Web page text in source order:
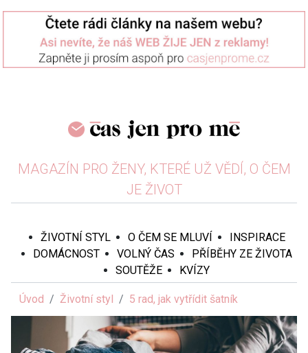
MAGAZÍN PRO ŽENY, KTERÉ UŽ VĚDÍ, O ČEM
JE ŽIVOT
ŽIVOTNÍ STYL O ČEM SE MLUVÍ
INSPIRACE
DOMÁCNOST
VOLNÝ ČAS
PŘÍBĚHY ZE ŽIVOTA
SOUTĚŽE
KVÍZY
Úvod Životní styl 5 rad, jak vytřídit šatník